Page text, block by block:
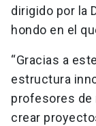
dirigido por la
hondo en el
“Gracias a
estructura
profesores de
crear